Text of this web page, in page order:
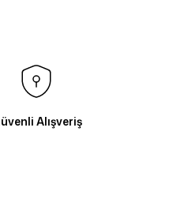
Alışveriş